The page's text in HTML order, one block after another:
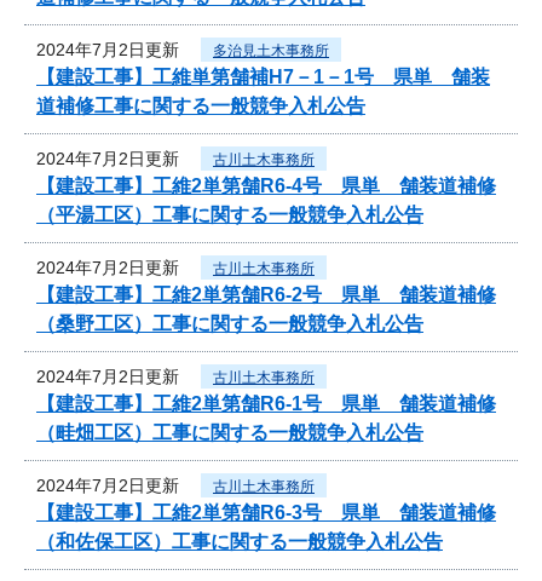
2024年7月2日更新 多治見土木事務所
【建設工事】工維単第舗補H7－1－1号 県単 舗装
道補修工事に関する一般競争入札公告
2024年7月2日更新 古川土木事務所
【建設工事】工維2単第舗R6-4号 県単 舗装道補修
（平湯工区）工事に関する一般競争入札公告
2024年7月2日更新 古川土木事務所
【建設工事】工維2単第舗R6-2号 県単 舗装道補修
（桑野工区）工事に関する一般競争入札公告
2024年7月2日更新 古川土木事務所
【建設工事】工維2単第舗R6-1号 県単 舗装道補修
（畦畑工区）工事に関する一般競争入札公告
2024年7月2日更新 古川土木事務所
【建設工事】工維2単第舗R6-3号 県単 舗装道補修
（和佐保工区）工事に関する一般競争入札公告